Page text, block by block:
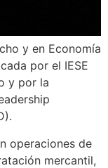
y en Economía
por el IESE
y por la
operaciones de
mercantil,